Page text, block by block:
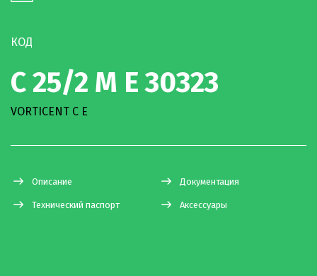
КОД
C 25/2 M E 30323
VORTICENT C E
Описание Документация
Технический паспорт Аксессуары